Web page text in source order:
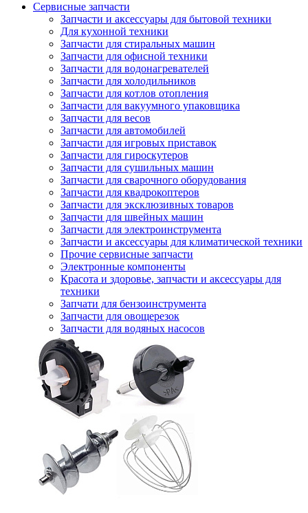
Сервисные запчасти
Запчасти и аксессуары для бытовой техники
Для кухонной техники
Запчасти для стиральных машин
Запчасти для офисной техники
Запчасти для водонагревателей
Запчасти для холодильников
Запчасти для котлов отопления
Запчасти для вакуумного упаковщика
Запчасти для весов
Запчасти для автомобилей
Запчасти для игровых приставок
Запчасти для гироскутеров
Запчасти для сушильных машин
Запчасти для сварочного оборудования
Запчасти для квадрокоптеров
Запчасти для эксклюзивных товаров
Запчасти для швейных машин
Запчасти для электроинструмента
Запчасти и аксессуары для климатической техники
Прочие сервисные запчасти
Электронные компоненты
Красота и здоровье, запчасти и аксессуары для
техники
Запчати для бензоинструмента
Запчасти для овощерезок
Запчасти для водяных насосов